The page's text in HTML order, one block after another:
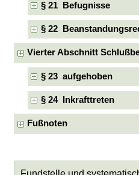
§ 21 Befugnisse
§ 22
Vierter Abschnitt
§ 23 aufgehoben
§ 24 Inkrafttreten
Fußnoten